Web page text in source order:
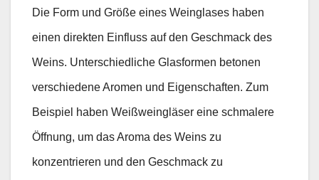
Die Form und Größe eines Weinglases haben
einen direkten Einfluss auf den Geschmack des
Weins. Unterschiedliche Glasformen betonen
verschiedene Aromen und Eigenschaften. Zum
Beispiel haben Weißweingläser eine schmalere
Öffnung, um das Aroma des Weins zu
konzentrieren und den Geschmack zu